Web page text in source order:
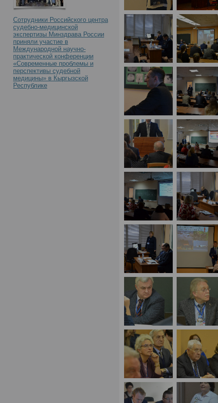
Сотрудники Российского центра
судебно-медицинской
экспертизы Минздрава России
приняли участие в
Международной научно-
практической конференции
«Современные проблемы и
перспективы судебной
медицины» в Кыргызской
Республике